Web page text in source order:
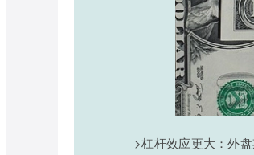
>杠杆效应更大：外